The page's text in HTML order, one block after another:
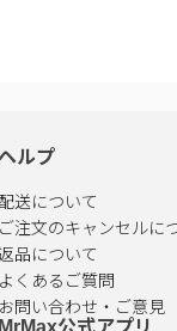
ヘルプ
配送について
ご注文のキャンセルに
品について
よくあるご質問
お問い合わせ・ご意見
MrMax公式アプリ